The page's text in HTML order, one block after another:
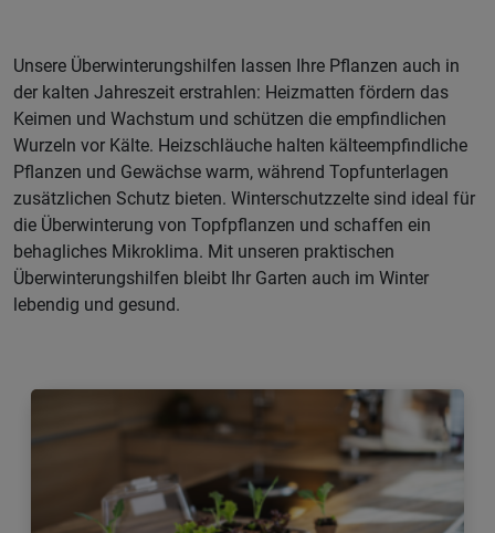
Unsere Überwinterungshilfen lassen Ihre Pflanzen auch in
der kalten Jahreszeit erstrahlen: Heizmatten fördern das
Keimen und Wachstum und schützen die empfindlichen
Wurzeln vor Kälte. Heizschläuche halten kälteempfindliche
Pflanzen und Gewächse warm, während Topfunterlagen
zusätzlichen Schutz bieten. Winterschutzzelte sind ideal für
die Überwinterung von Topfpflanzen und schaffen ein
behagliches Mikroklima. Mit unseren praktischen
Überwinterungshilfen bleibt Ihr Garten auch im Winter
lebendig und gesund.